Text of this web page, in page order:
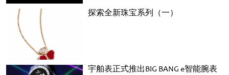
探索全新珠宝系列（一）
宇舶表正式推出BIG BANG e智能腕表